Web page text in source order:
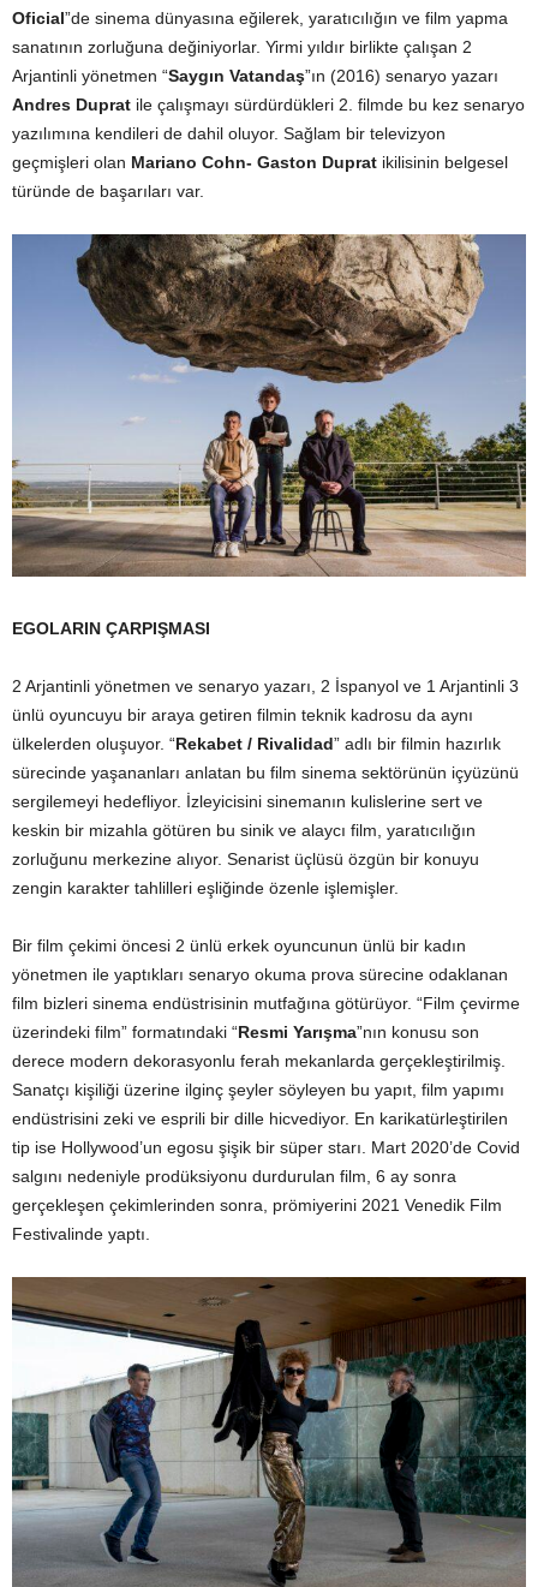
Oficial”de sinema dünyasına eğilerek, yaratıcılığın ve film yapma
sanatının zorluğuna değiniyorlar. Yirmi yıldır birlikte çalışan 2
Arjantinli yönetmen “Saygın Vatandaş”ın (2016) senaryo yazarı
Andres Duprat ile çalışmayı sürdürdükleri 2. filmde bu kez senaryo
yazılımına kendileri de dahil oluyor. Sağlam bir televizyon
geçmişleri olan Mariano Cohn- Gaston Duprat ikilisinin belgesel
türünde de başarıları var.
EGOLARIN ÇARPIŞMASI
2 Arjantinli yönetmen ve senaryo yazarı, 2 İspanyol ve 1 Arjantinli 3
ünlü oyuncuyu bir araya getiren filmin teknik kadrosu da aynı
ülkelerden oluşuyor. “Rekabet / Rivalidad” adlı bir filmin hazırlık
sürecinde yaşananları anlatan bu film sinema sektörünün içyüzünü
sergilemeyi hedefliyor. İzleyicisini sinemanın kulislerine sert ve
keskin bir mizahla götüren bu sinik ve alaycı film, yaratıcılığın
zorluğunu merkezine alıyor. Senarist üçlüsü özgün bir konuyu
zengin karakter tahlilleri eşliğinde özenle işlemişler.
Bir film çekimi öncesi 2 ünlü erkek oyuncunun ünlü bir kadın
yönetmen ile yaptıkları senaryo okuma prova sürecine odaklanan
film bizleri sinema endüstrisinin mutfağına götürüyor. “Film çevirme
üzerindeki film” formatındaki “Resmi Yarışma”nın konusu son
derece modern dekorasyonlu ferah mekanlarda gerçekleştirilmiş.
Sanatçı kişiliği üzerine ilginç şeyler söyleyen bu yapıt, film yapımı
endüstrisini zeki ve esprili bir dille hicvediyor. En karikatürleştirilen
tip ise Hollywood’un egosu şişik bir süper starı. Mart 2020’de Covid
salgını nedeniyle prodüksiyonu durdurulan film, 6 ay sonra
gerçekleşen çekimlerinden sonra, prömiyerini 2021 Venedik Film
Festivalinde yaptı.